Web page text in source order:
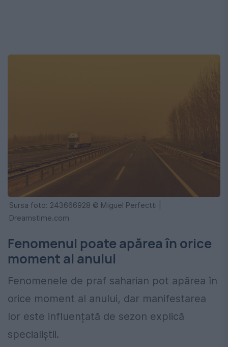
Sursa foto: 243666928 © Miguel Perfectti |
Dreamstime.com
Fenomenul poate apărea în orice
moment al anului
Fenomenele de praf saharian pot apărea în
orice moment al anului, dar manifestarea
lor este influențată de sezon explică
specialiștii.